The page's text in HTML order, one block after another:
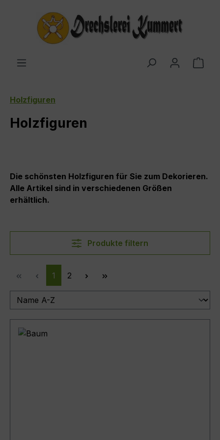
Zum Hauptinhalt springen
Holzfiguren
Holzfiguren
Die schönsten Holzfiguren für Sie zum Dekorieren.
Alle Artikel sind in verschiedenen Größen
erhältlich.
Produkte filtern
Seite
1 Seite
2